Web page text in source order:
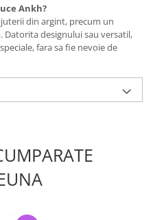
Ankh?
din argint, precum un
Datorita designului sau versatil,
fara sa fie nevoie de